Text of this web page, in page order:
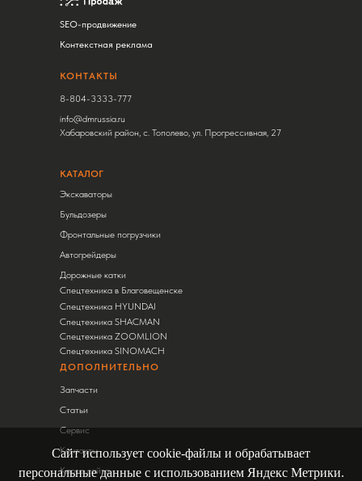
Сайт использует cookie-файлы и обрабатывает
персональные данные с использованием Яндекс Метрики.
Экскаваторы
Бульдозеры
Фронтальные погрузчики
Автогрейдеры
Дорожные катки
Спецтехника в Благовещенске
Спецтехника HYUNDAI
Спецтехника SHACMAN
Спецтехника ZOOMLION
Спецтехника SINOMACH
КАТАЛОГ
SEO-продвижение
Контекстная реклама
8-804-3333-777
info@dmrussia.ru
Хабаровский район, с. Тополево, ул. Прогрессивная, 27
КОНТАКТЫ
Запчасти
Статьи
Сервис
Контакты
Карта сайта
ДОПОЛНИТЕЛЬНО